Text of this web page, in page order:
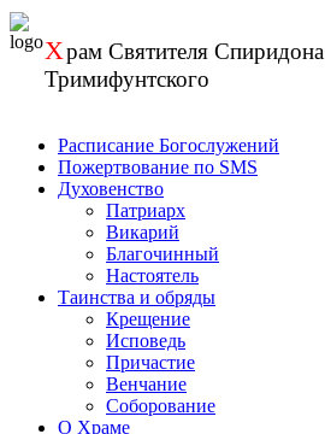
Перейти
к
содержанию
Храм Святителя Спиридона
Тримифунтского
Расписание Богослужений
Пожертвование по SMS
Духовенство
Патриарх
Викарий
Благочинный
Настоятель
Таинства и обряды
Крещение
Исповедь
Причастие
Венчание
Соборование
О Храме